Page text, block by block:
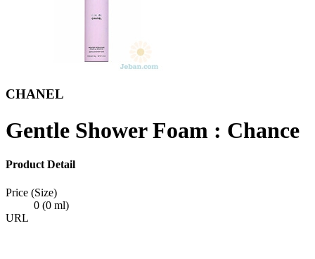
CHANEL
Gentle Shower Foam : Chance
Product Detail
Price (Size)
0 (0 ml)
URL